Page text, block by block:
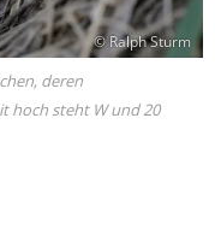
© Ralph Sturm
deren
hoch steht W und 20